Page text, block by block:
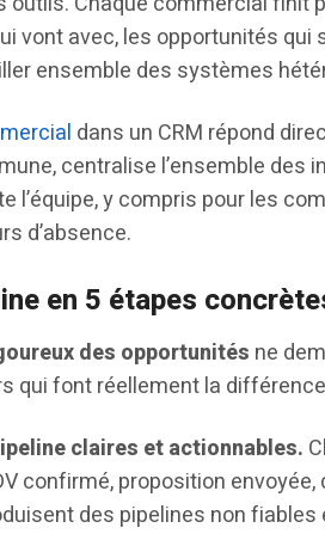
vont avec, les opportunités qui
ensemble des systèmes
dans un CRM répond
centralise l’ensemble des
l’équipe, y compris pour les
d’absence.
en 5 étapes
des opportunités ne
qui font réellement la
claires et actionnables.
confirmé, proposition
des pipelines non